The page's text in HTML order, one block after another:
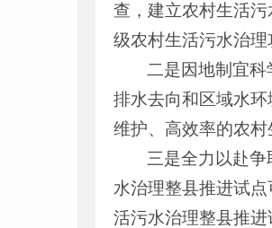
查，建立农村生活
级农村生活污水治
二是因地制宜
排水去向和区域水
维护、高效率的农
三是全力以赴
水治理整县推进试
活污水治理整县推进